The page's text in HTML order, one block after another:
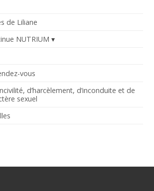
de Liliane
NUTRIUM
vous
d’harcèlement, d’inconduite et de
sexuel